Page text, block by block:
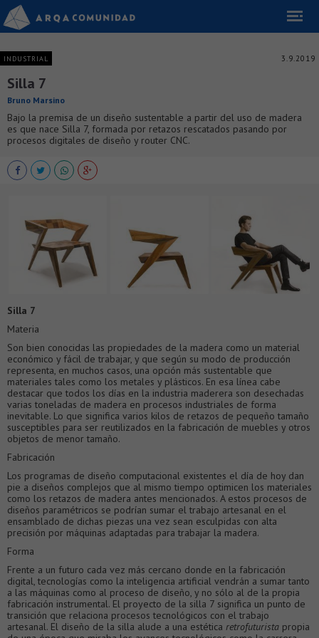
INDUSTRIAL 3.9.2019
Silla 7
Bruno Marsino
Bajo la premisa de un diseño sustentable a partir del uso de madera
es que nace Silla 7, formada por retazos rescatados pasando por
procesos digitales de diseño y router CNC.
Silla 7
Materia
Son bien conocidas las propiedades de la madera como un material
económico y fácil de trabajar, y que según su modo de producción
representa, en muchos casos, una opción más sustentable que
materiales tales como los metales y plásticos. En esa línea cabe
destacar que todos los días en la industria maderera son desechadas
varias toneladas de madera en procesos industriales de forma
inevitable. Lo que significa varios kilos de retazos de pequeño tamaño
susceptibles para ser reutilizados en la fabricación de muebles y otros
objetos de menor tamaño.
Fabricación
Los programas de diseño computacional existentes el día de hoy dan
pie a diseños complejos que al mismo tiempo optimicen los materiales
como los retazos de madera antes mencionados. A estos procesos de
diseños paramétricos se podrían sumar el trabajo artesanal en el
ensamblado de dichas piezas una vez sean esculpidas con alta
precisión por máquinas adaptadas para trabajar la madera.
Forma
Frente a un futuro cada vez más cercano donde en la fabricación
digital, tecnologías como la inteligencia artificial vendrán a sumar tanto
a las máquinas como al proceso de diseño, y no sólo al de la propia
fabricación instrumental. El proyecto de la silla 7 significa un punto de
transición que relaciona procesos tecnológicos con el trabajo
artesanal. El diseño de la silla alude a una estética retrofuturista propia